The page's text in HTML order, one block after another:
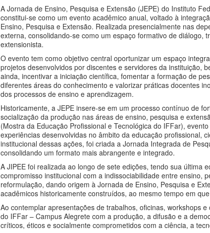
A Jornada de Ensino, Pesquisa e Extensão (JEPE) do Instituto
constitui-se como um evento acadêmico anual, voltado à
Ensino, Pesquisa e Extensão. Realizada presencialmente nas
externa, consolidando-se como um espaço formativo de
extensionista.
O evento tem como objetivo central oportunizar um espaço
projetos desenvolvidos por discentes e servidores da instituição,
ainda, incentivar a iniciação científica, fomentar a formação de
diferentes áreas do conhecimento e valorizar práticas docentes
dos processos de ensino e aprendizagem.
Historicamente, a JEPE insere-se em um processo contínuo de
socialização da produção nas áreas de ensino, pesquisa e
(Mostra da Educação Profissional e Tecnológica do IFFar),
experiências desenvolvidas no âmbito da educação profissional,
institucional dessas ações, foi criada a Jornada Integrada de
consolidando um formato mais abrangente e integrado.
A JIPEE foi realizada ao longo de sete edições, tendo sua última
compromisso institucional com a indissociabilidade entre ensino,
reformulação, dando origem à Jornada de Ensino, Pesquisa e
acadêmicos historicamente construídos, ao mesmo tempo em
Ao contemplar apresentações de trabalhos, oficinas, workshops
do IFFar – Campus Alegrete com a produção, a difusão e a
críticos, éticos e socialmente comprometidos com a ciência, a